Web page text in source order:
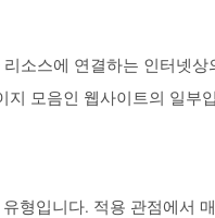
소스에 연결하는 인터넷
모음인 웹사이트의 일
형입니다. 적용 관점에서